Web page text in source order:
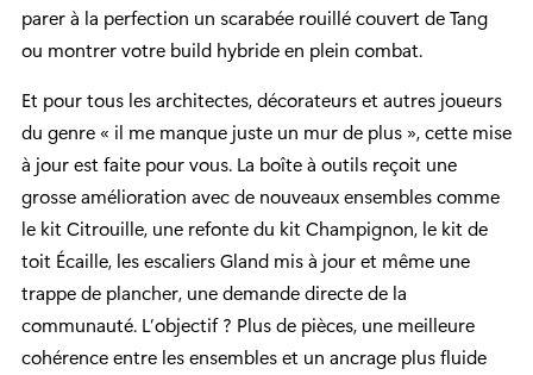
parer à la perfection un scarabée rouillé couvert de Tang
ou montrer votre build hybride en plein combat.
Et pour tous les architectes, décorateurs et autres joueurs
du genre « il me manque juste un mur de plus », cette mise
à jour est faite pour vous. La boîte à outils reçoit une
grosse amélioration avec de nouveaux ensembles comme
le kit Citrouille, une refonte du kit Champignon, le kit de
toit Écaille, les escaliers Gland mis à jour et même une
trappe de plancher, une demande directe de la
communauté. L’objectif ? Plus de pièces, une meilleure
cohérence entre les ensembles et un ancrage plus fluide